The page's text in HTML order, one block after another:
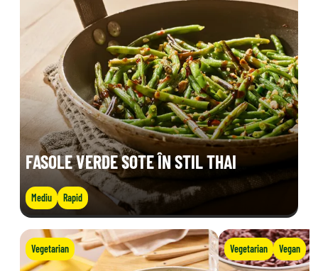
FASOLE VERDE SOTE ÎN STIL THAI
Mediu Rapid
Vegetarian Vegetarian Vegan